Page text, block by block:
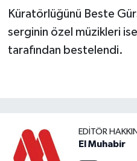
Küratörlüğünü Beste
serginin özel müzikleri
tarafından bestelendi.
EDITÖR
El Muhabir